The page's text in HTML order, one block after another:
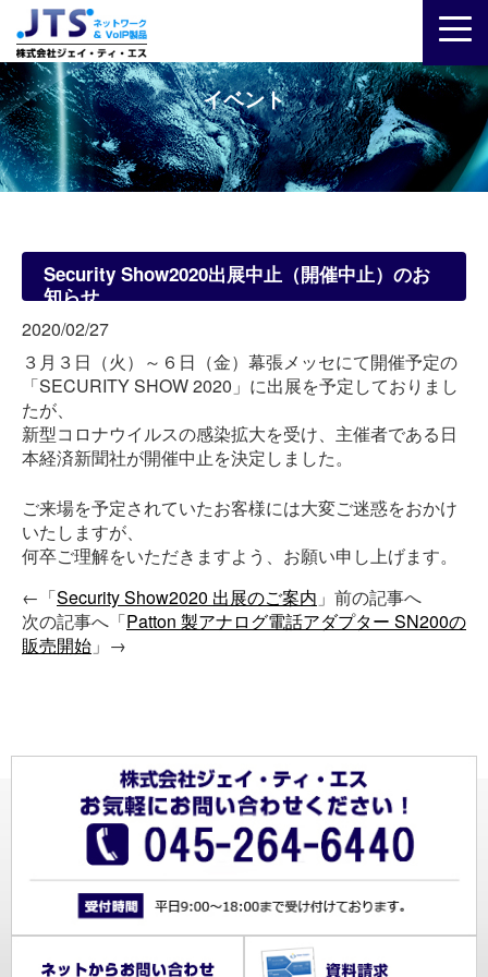
イベント
Security Show2020出展中止（開催中止）のお
知らせ
2020/02/27
３月３日（火）～６日（金）幕張メッセにて開催予定の
「SECURITY SHOW 2020」に出展を予定しておりまし
たが、
新型コロナウイルスの感染拡大を受け、主催者である日
本経済新聞社が開催中止を決定しました。
ご来場を予定されていたお客様には大変ご迷惑をおかけ
いたしますが、
何卒ご理解をいただきますよう、お願い申し上げます。
←「Security Show2020 出展のご案内 」前の記事へ
次の記事へ「Patton 製アナログ電話アダプター SN200の
販売開始 」→